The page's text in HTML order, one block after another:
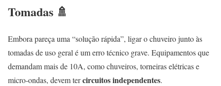
Tomadas 🚿
Embora pareça uma “solução rápida”, ligar o chuveiro junto às
tomadas de uso geral é um erro técnico grave. Equipamentos que
demandam mais de 10A, como chuveiros, torneiras elétricas e
micro-ondas, devem tercircuitos independentes.